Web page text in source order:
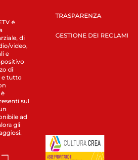
è
di
video,
e
di
e tutto
sul
ad
gli
TRASPARENZA
GESTIONE DEI RECLAMI